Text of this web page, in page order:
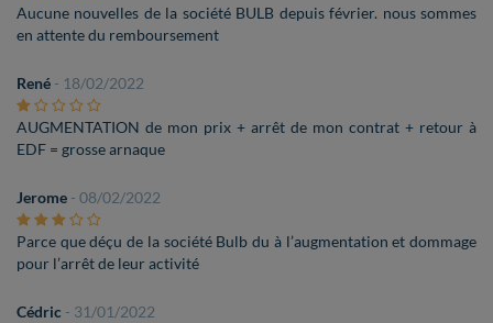
Aucune nouvelles de la société BULB depuis février. nous sommes
en attente du remboursement
René - 18/02/2022
AUGMENTATION de mon prix + arrêt de mon contrat + retour à
EDF = grosse arnaque
Jerome - 08/02/2022
Parce que déçu de la société Bulb du à l’augmentation et dommage
pour l’arrêt de leur activité
Cédric - 31/01/2022